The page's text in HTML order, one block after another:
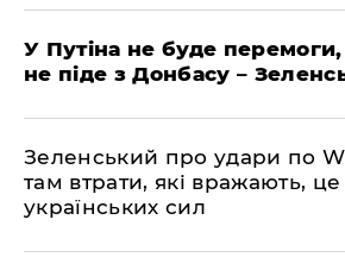
У Путіна не буде перемоги,
не піде з Донбасу –
Зеленський про удари по
там втрати, які вражають, це
українських сил